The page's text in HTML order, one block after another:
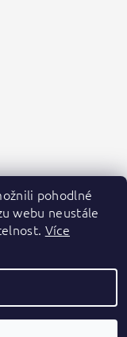
pohodlné
webu neustále
Více